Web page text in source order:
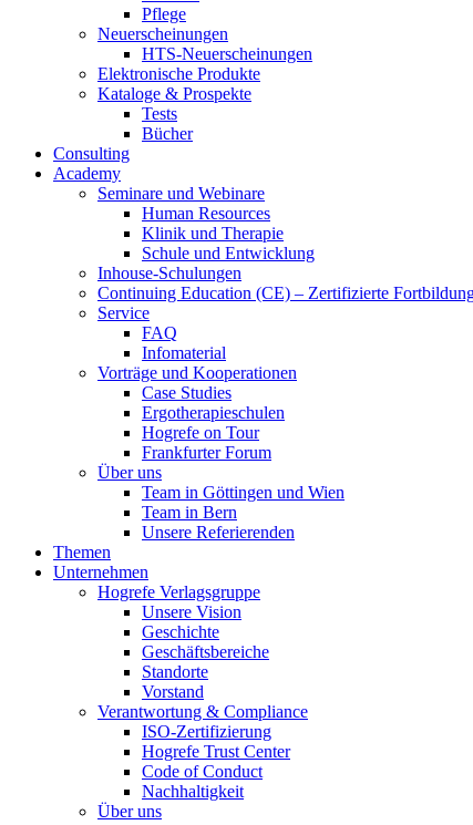
Pflege
Neuerscheinungen
HTS-Neuerscheinungen
Elektronische Produkte
Kataloge & Prospekte
Tests
Bücher
Consulting
Academy
Seminare und Webinare
Human Resources
Klinik und Therapie
Schule und Entwicklung
Inhouse-Schulungen
Continuing Education (CE) – Zertifizierte
Service
FAQ
Infomaterial
Vorträge und Kooperationen
Case Studies
Ergotherapieschulen
Hogrefe on Tour
Frankfurter Forum
Über uns
Team in Göttingen und Wien
Team in Bern
Unsere Referierenden
Themen
Unternehmen
Hogrefe Verlagsgruppe
Unsere Vision
Geschichte
Geschäftsbereiche
Standorte
Vorstand
Verantwortung & Compliance
ISO-Zertifizierung
Hogrefe Trust Center
Code of Conduct
Nachhaltigkeit
Über uns